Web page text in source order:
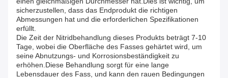
sicherzustellen, dass das Endprodukt die richtigen
Abmessungen hat und die erforderlichen Spezifikationen
erfüllt.
Die Zeit der Nitridbehandlung dieses Produkts beträgt 7-10
Tage, wobei die Oberfläche des Fasses gehärtet wird, um
seine Abnutzungs- und Korrosionsbeständigkeit zu
erhöhen.Diese Behandlung sorgt für eine lange
Lebensdauer des Fass, und kann den rauen Bedingungen